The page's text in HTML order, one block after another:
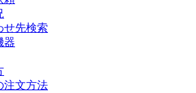
せ先検索
器
注文方法